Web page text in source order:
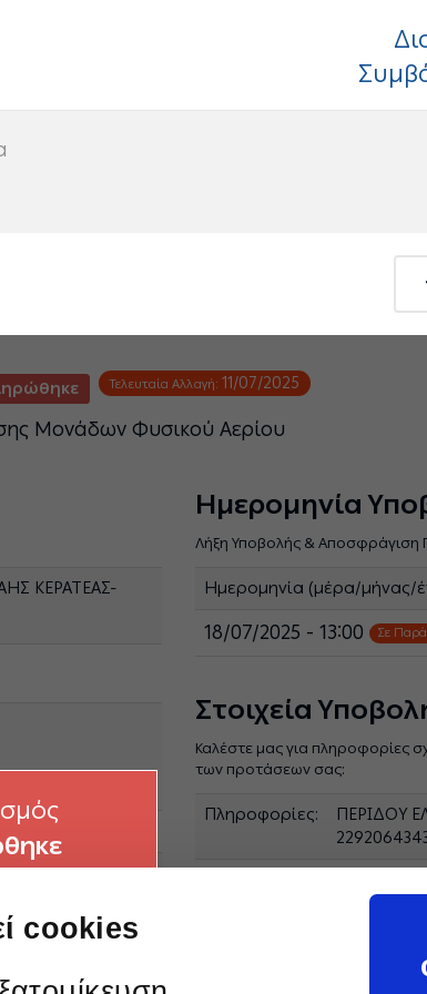
cookies
Τελευταία Αλλαγή:11/07/2025
Μονάδων Φυσικού Αερίου
Ημερομηνία
Λήξη Υποβολής &
Ημερομηνία (μέρα/μήνας/
18/07/2025 - 13:00 Σε
Στοιχεία
Καλέστε μας για πληροφορίες
των προτάσεων σας:
Πληροφορίες:
ΠΕΡΙΔΟΥ
θα
της
ΚΕΡΑΤΕΑΣ-